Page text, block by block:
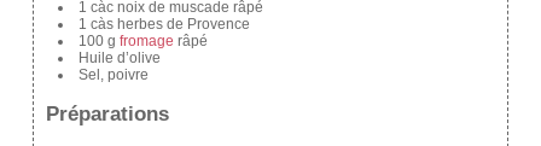
1 càc noix de muscade râpé
1 càs herbes de Provence
100 g fromage râpé
Huile d’olive
Sel, poivre
Préparations